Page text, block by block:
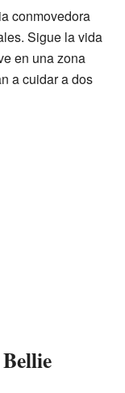
conmovedora
Sigue la vida
en una zona
a cuidar a dos